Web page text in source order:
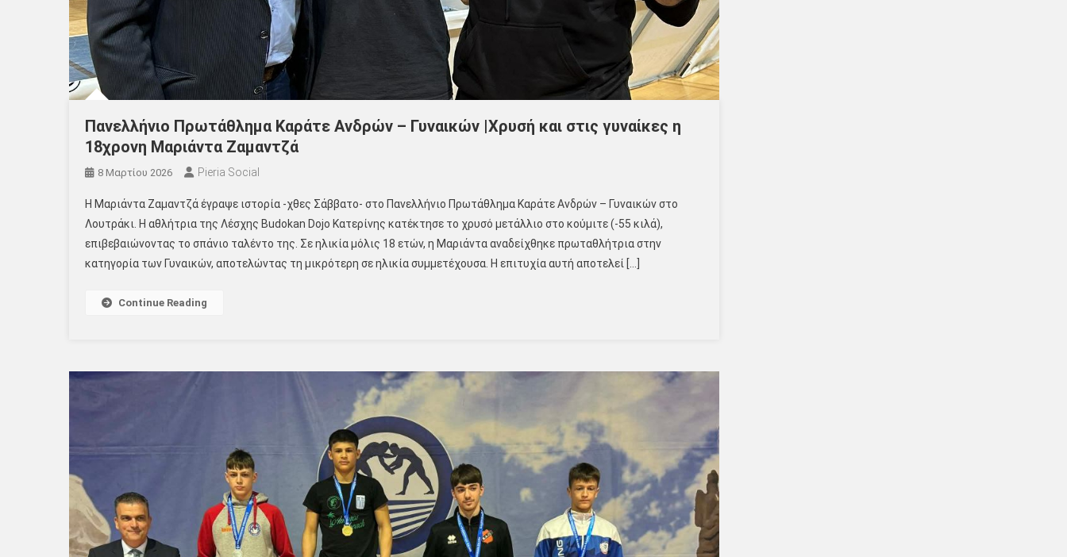
Πανελλήνιο Πρωτάθλημα Καράτε Ανδρών – Γυναικών |Χρυσή και στις γυναίκες η
18χρονη Μαριάντα Ζαμαντζά
8 Μαρτίου 2026 Pieria Social
Η Μαριάντα Ζαμαντζά έγραψε ιστορία -χθες Σάββατο- στο Πανελλήνιο Πρωτάθλημα Καράτε Ανδρών – Γυναικών στο
Λουτράκι. Η αθλήτρια της Λέσχης Budokan Dojo Κατερίνης κατέκτησε το χρυσό μετάλλιο στο κούμιτε (-55 κιλά),
επιβεβαιώνοντας το σπάνιο ταλέντο της. Σε ηλικία μόλις 18 ετών, η Μαριάντα αναδείχθηκε πρωταθλήτρια στην
κατηγορία των Γυναικών, αποτελώντας τη μικρότερη σε ηλικία συμμετέχουσα. Η επιτυχία αυτή αποτελεί […]
Continue Reading